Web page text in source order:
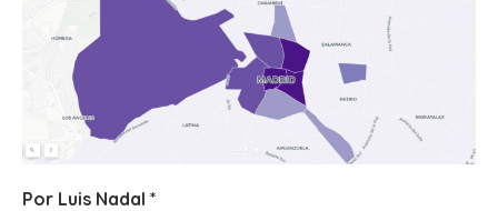
Por Luis Nadal *